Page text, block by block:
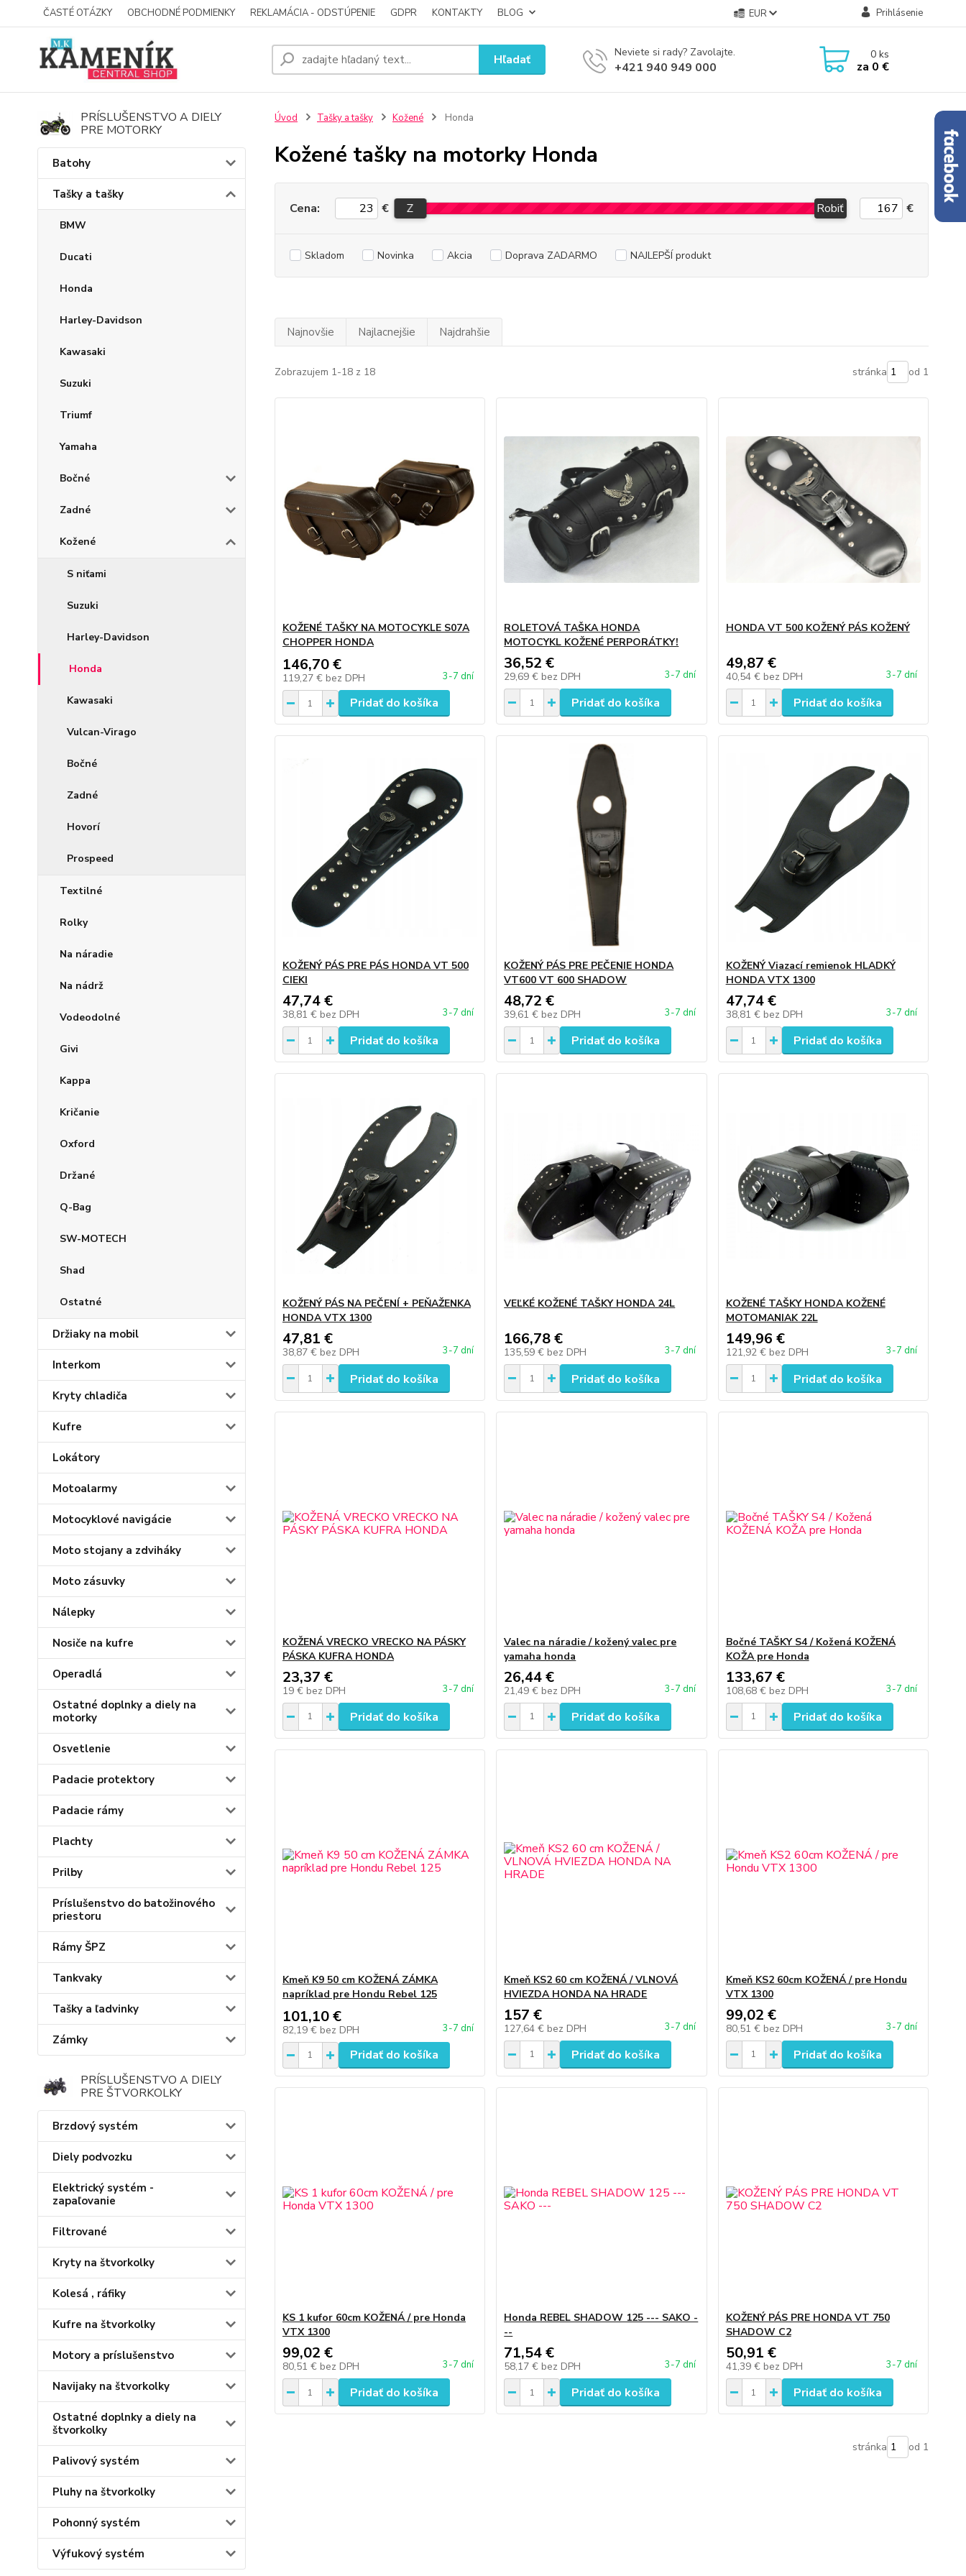
ČASTÉ OTÁZKY OBCHODNÉ PODMIENKY REKLAMÁCIA - ODSTÚPENIE GDPR KONTAKTY BLOG EUR Prihlásenie
Hľadať Neviete si rady? Zavolajte.
+421 940 949 000
0ks
za 0 €
PRÍSLUŠENSTVO A DIELY
PRE MOTORKY
Batohy
Tašky a tašky
BMW
Ducati
Honda
Harley-Davidson
Kawasaki
Suzuki
Triumf
Yamaha
Bočné
Zadné
Kožené
S niťami
Suzuki
Harley-Davidson
Honda
Kawasaki
Vulcan-Virago
Bočné
Zadné
Hovorí
Prospeed
Textilné
Rolky
Na náradie
Na nádrž
Vodeodolné
Givi
Kappa
Kričanie
Oxford
Držané
Q-Bag
SW-MOTECH
Shad
Ostatné
Držiaky na mobil
Interkom
Kryty chladiča
Kufre
Lokátory
Motoalarmy
Motocyklové navigácie
Moto stojany a zdviháky
Moto zásuvky
Nálepky
Nosiče na kufre
Operadlá
Ostatné doplnky a diely na
motorky
Osvetlenie
Padacie protektory
Padacie rámy
Plachty
Prilby
Príslušenstvo do batožinového
priestoru
Rámy ŠPZ
Tankvaky
Tašky a ľadvinky
Zámky
PRÍSLUŠENSTVO A DIELY
PRE ŠTVORKOLKY
Brzdový systém
Diely podvozku
Elektrický systém -
zapaľovanie
Filtrované
Kryty na štvorkolky
Kolesá , ráfiky
Kufre na štvorkolky
Motory a príslušenstvo
Navijaky na štvorkolky
Ostatné doplnky a diely na
štvorkolky
Palivový systém
Pluhy na štvorkolky
Pohonný systém
Výfukový systém
Úvod Tašky a tašky Kožené Honda
Kožené tašky na motorky Honda
Cena: € Z Robiť €
Skladom Novinka Akcia Doprava ZADARMO NAJLEPŠÍ produkt
Najnovšie Najlacnejšie Najdrahšie
Zobrazujem 1-18 z 18 stránka od 1
KOŽENÉ TAŠKY NA MOTOCYKLE S07A
CHOPPER HONDA
146,70 €
119,27 € bez DPH 3-7 dní
Pridať do košíka
ROLETOVÁ TAŠKA HONDA
MOTOCYKL KOŽENÉ PERPORÁTKY!
36,52 €
29,69 € bez DPH 3-7 dní
Pridať do košíka
HONDA VT 500 KOŽENÝ PÁS KOŽENÝ
49,87 €
40,54 € bez DPH 3-7 dní
Pridať do košíka
KOŽENÝ PÁS PRE PÁS HONDA VT 500
CIEKI
47,74 €
38,81 € bez DPH 3-7 dní
Pridať do košíka
KOŽENÝ PÁS PRE PEČENIE HONDA
VT600 VT 600 SHADOW
48,72 €
39,61 € bez DPH 3-7 dní
Pridať do košíka
KOŽENÝ Viazací remienok HLADKÝ
HONDA VTX 1300
47,74 €
38,81 € bez DPH 3-7 dní
Pridať do košíka
KOŽENÝ PÁS NA PEČENÍ + PEŇAŽENKA
HONDA VTX 1300
47,81 €
38,87 € bez DPH 3-7 dní
Pridať do košíka
VEĽKÉ KOŽENÉ TAŠKY HONDA 24L
166,78 €
135,59 € bez DPH 3-7 dní
Pridať do košíka
KOŽENÉ TAŠKY HONDA KOŽENÉ
MOTOMANIAK 22L
149,96 €
121,92 € bez DPH 3-7 dní
Pridať do košíka
KOŽENÁ VRECKO VRECKO NA PÁSKY
PÁSKA KUFRA HONDA
23,37 €
19 € bez DPH 3-7 dní
Pridať do košíka
Valec na náradie / kožený valec pre
yamaha honda
26,44 €
21,49 € bez DPH 3-7 dní
Pridať do košíka
Bočné TAŠKY S4 / Kožená KOŽENÁ
KOŽA pre Honda
133,67 €
108,68 € bez DPH 3-7 dní
Pridať do košíka
Kmeň K9 50 cm KOŽENÁ ZÁMKA
napríklad pre Hondu Rebel 125
101,10 €
82,19 € bez DPH 3-7 dní
Pridať do košíka
Kmeň KS2 60 cm KOŽENÁ / VLNOVÁ
HVIEZDA HONDA NA HRADE
157 €
127,64 € bez DPH 3-7 dní
Pridať do košíka
Kmeň KS2 60cm KOŽENÁ / pre Hondu
VTX 1300
99,02 €
80,51 € bez DPH 3-7 dní
Pridať do košíka
KS 1 kufor 60cm KOŽENÁ / pre Honda
VTX 1300
99,02 €
80,51 € bez DPH 3-7 dní
Pridať do košíka
Honda REBEL SHADOW 125 --- SAKO -
--
71,54 €
58,17 € bez DPH 3-7 dní
Pridať do košíka
KOŽENÝ PÁS PRE HONDA VT 750
SHADOW C2
50,91 €
41,39 € bez DPH 3-7 dní
Pridať do košíka
stránka od 1